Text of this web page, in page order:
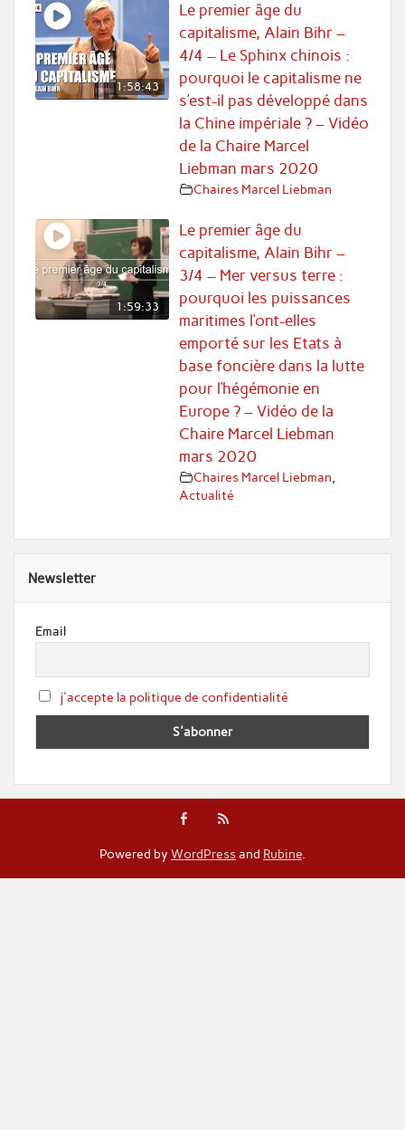
1:58:43
Le premier âge du
capitalisme, Alain Bihr –
4/4 – Le Sphinx chinois :
pourquoi le capitalisme ne
s’est-il pas développé dans
la Chine impériale ? – Vidéo
de la Chaire Marcel
Liebman mars 2020
Chaires Marcel Liebman
1:59:33
Le premier âge du
capitalisme, Alain Bihr –
3/4 – Mer versus terre :
pourquoi les puissances
maritimes l’ont-elles
emporté sur les Etats à
base foncière dans la lutte
pour l’hégémonie en
Europe ? – Vidéo de la
Chaire Marcel Liebman
mars 2020
Chaires Marcel Liebman
Actualité
Newsletter
Email
j'accepte la politique de confidentialité
Powered by WordPressand Rubine.